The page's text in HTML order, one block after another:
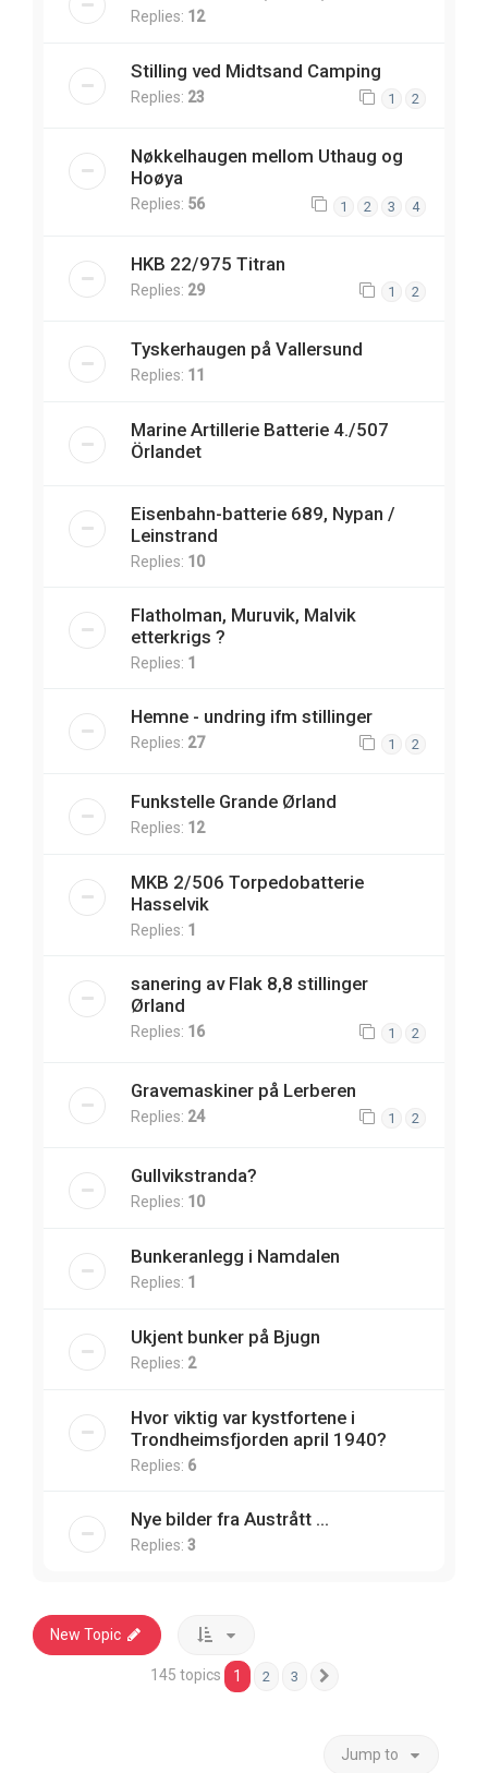
Replies: 12
Stilling ved Midtsand Camping
Replies: 23 1 2
Nøkkelhaugen mellom Uthaug og
Hoøya
Replies: 56 1 2 3 4
HKB 22/975 Titran
Replies: 29 1 2
Tyskerhaugen på Vallersund
Replies: 11
Marine Artillerie Batterie 4./507
Örlandet
Eisenbahn-batterie 689, Nypan /
Leinstrand
Replies: 10
Flatholman, Muruvik, Malvik
etterkrigs ?
Replies: 1
Hemne - undring ifm stillinger
Replies: 27 1 2
Funkstelle Grande Ørland
Replies: 12
MKB 2/506 Torpedobatterie
Hasselvik
Replies: 1
sanering av Flak 8,8 stillinger
Ørland
Replies: 16 1 2
Gravemaskiner på Lerberen
Replies: 24 1 2
Gullvikstranda?
Replies: 10
Bunkeranlegg i Namdalen
Replies: 1
Ukjent bunker på Bjugn
Replies: 2
Hvor viktig var kystfortene i
Trondheimsfjorden april 1940?
Replies: 6
Nye bilder fra Austrått ...
Replies: 3
New Topic
145 topics 1 2 3
Jump to